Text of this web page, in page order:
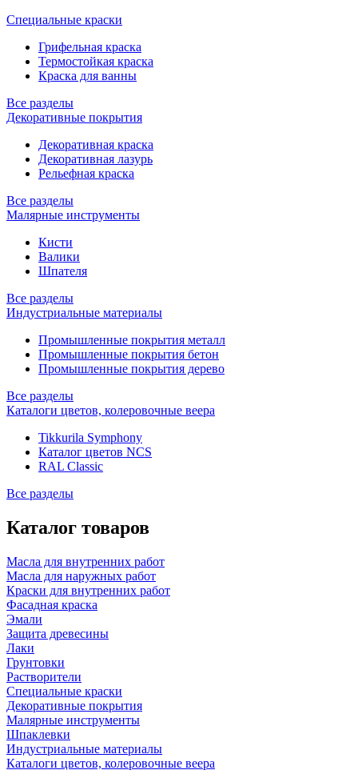
Специальные краски
Грифельная краска
Термостойкая краска
Краска для ванны
Все разделы
Декоративные покрытия
Декоративная краска
Декоративная лазурь
Рельефная краска
Все разделы
Малярные инструменты
Кисти
Валики
Шпателя
Все разделы
Индустриальные материалы
Промышленные покрытия металл
Промышленные покрытия бетон
Промышленные покрытия дерево
Все разделы
Каталоги цветов, колеровочные веера
Tikkurila Symphony
Каталог цветов NCS
RAL Classic
Все разделы
Каталог товаров
Масла для внутренних работ
Масла для наружных работ
Краски для внутренних работ
Фасадная краска
Эмали
Защита древесины
Лаки
Грунтовки
Растворители
Специальные краски
Декоративные покрытия
Малярные инструменты
Шпаклевки
Индустриальные материалы
Каталоги цветов, колеровочные веера